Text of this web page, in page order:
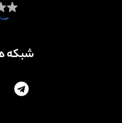
شبکه